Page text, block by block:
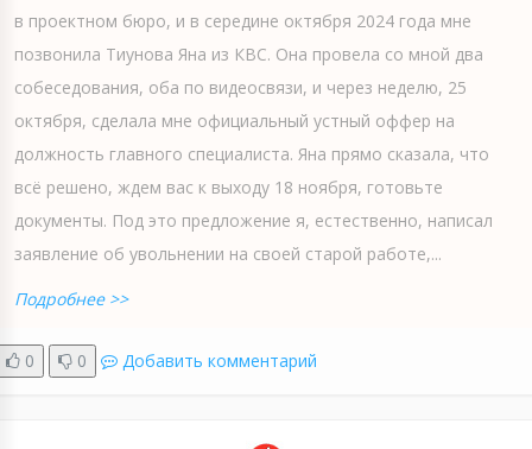
в проектном бюро, и в середине октября 2024 года мне
позвонила Тиунова Яна из КВС. Она провела со мной два
собеседования, оба по видеосвязи, и через неделю, 25
октября, сделала мне официальный устный оффер на
должность главного специалиста. Яна прямо сказала, что
всё решено, ждем вас к выходу 18 ноября, готовьте
документы. Под это предложение я, естественно, написал
заявление об увольнении на своей старой работе,...
Подробнее >>
0 0 Добавить комментарий